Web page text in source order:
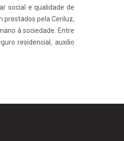
social e qualidade de
prestados pela Ceriluz,
à sociedade. Entre
residencial, auxilio